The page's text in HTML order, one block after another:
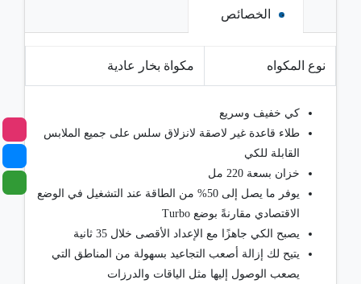
الخصائص
نوع المكواه مكواة بخار عادية
كي خفيف وسريع
طلاء قاعدة غير لاصقة لانزلاق سلس على جميع الملابس
القابلة للكي
خزان بسعة 220 مل
يوفر ما يصل إلى 50% من الطاقة عند التشغيل في الوضع
الاقتصادي مقارنةً بوضع Turbo
يصبح الكي جاهزًا مع الإعداد الأقصى خلال 35 ثانية
يتيح لك إزالة أصعب التجاعيد بسهولة من المناطق التي
يصعب الوصول إليها مثل الياقات والدرزات